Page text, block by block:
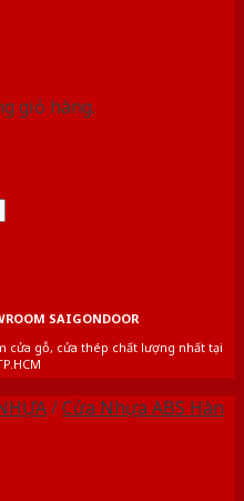
giỏ hàng.
SAIGONDOOR
cửa gỗ, cửa thép chất lượng nhất tại
/Cửa Nhựa ABS Hàn